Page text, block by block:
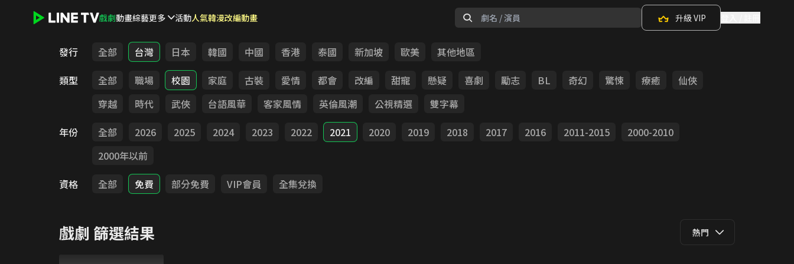
戲劇動畫綜藝更多 活動人氣韓漫改編動畫 升級 VIP
發行 全部 台灣 日本 韓國 中國 香港 泰國 新加坡 歐美
其他地區
類型
全部 職場 校園 家庭 古裝 愛情 都會 改編 甜寵 懸疑 喜劇 勵志 BL 奇幻 驚悚 療癒
仙俠
穿越
時代 武俠 台語風華 客家風情 英倫風潮 公視精選
雙字幕
年份
全部 2026 2025 2024 2023 2022 2021 2020 2019 2018 2017 2016 2011-2015
2000-2010
2000年以前
資格
全部 免費 部分免費 VIP會員 全集兌換
戲劇 篩選結果 熱門